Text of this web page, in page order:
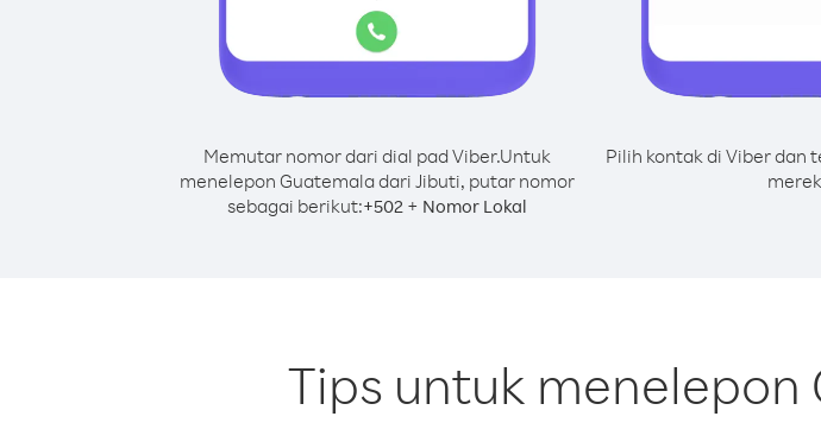
Memutar nomor dari dial pad Viber.Untuk
menelepon Guatemala dari Jibuti, putar nomor
sebagai berikut:+502 + Nomor Lokal
Pilih kontak di Viber dan
Tips untuk